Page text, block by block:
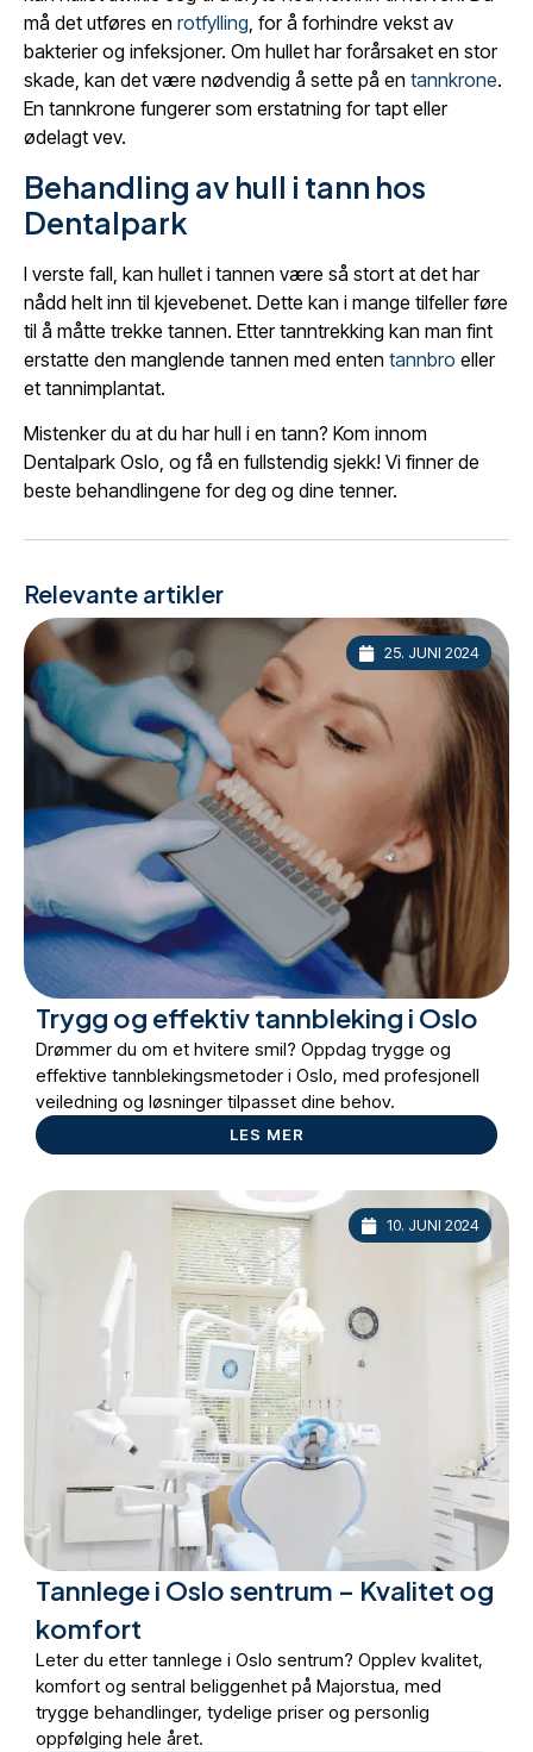
må det utføres en rotfylling, for å forhindre vekst av
bakterier og infeksjoner. Om hullet har forårsaket en stor
skade, kan det være nødvendig å sette på en tannkrone.
En tannkrone fungerer som erstatning for tapt eller
ødelagt vev.
Behandling av hull i tann hos
Dentalpark
I verste fall, kan hullet i tannen være så stort at det har
nådd helt inn til kjevebenet. Dette kan i mange tilfeller føre
til å måtte trekke tannen. Etter tanntrekking kan man fint
erstatte den manglende tannen med enten tannbro eller
et tannimplantat.
Mistenker du at du har hull i en tann? Kom innom
Dentalpark Oslo, og få en fullstendig sjekk! Vi finner de
beste behandlingene for deg og dine tenner.
Relevante artikler
25. JUNI 2024
Trygg og effektiv tannbleking i Oslo
Drømmer du om et hvitere smil? Oppdag trygge og
effektive tannblekingsmetoder i Oslo, med profesjonell
veiledning og løsninger tilpasset dine behov.
LES MER
10. JUNI 2024
Tannlege i Oslo sentrum – Kvalitet og
komfort
Leter du etter tannlege i Oslo sentrum? Opplev kvalitet,
komfort og sentral beliggenhet på Majorstua, med
trygge behandlinger, tydelige priser og personlig
oppfølging hele året.